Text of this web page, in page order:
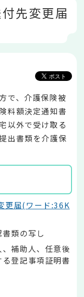
先変更届
で、介護保険被
料額決定通知書
以外で受け取る
出書類を介護保
更届(ワード:36K
類の写し
補助人、任意後
登記事項証明書